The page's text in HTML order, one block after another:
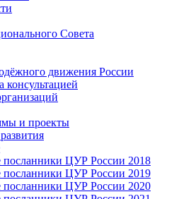
Совета
движения России
консультацией
и проекты
ЦУР России 2018
ЦУР России 2019
ЦУР России 2020